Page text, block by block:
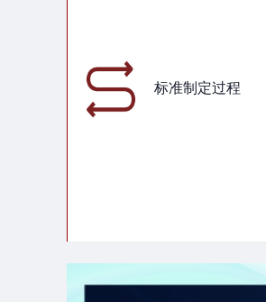
标准制定过程